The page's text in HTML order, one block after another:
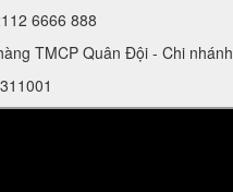
6666 888
TMCP Quân Đội - Chi